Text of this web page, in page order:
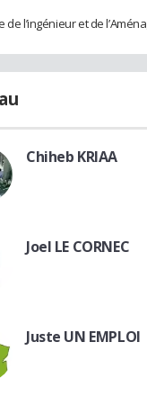
de l’ingénieur et de
Chiheb KRIAA
Joel LE CORNEC
Juste UN EMPLOI